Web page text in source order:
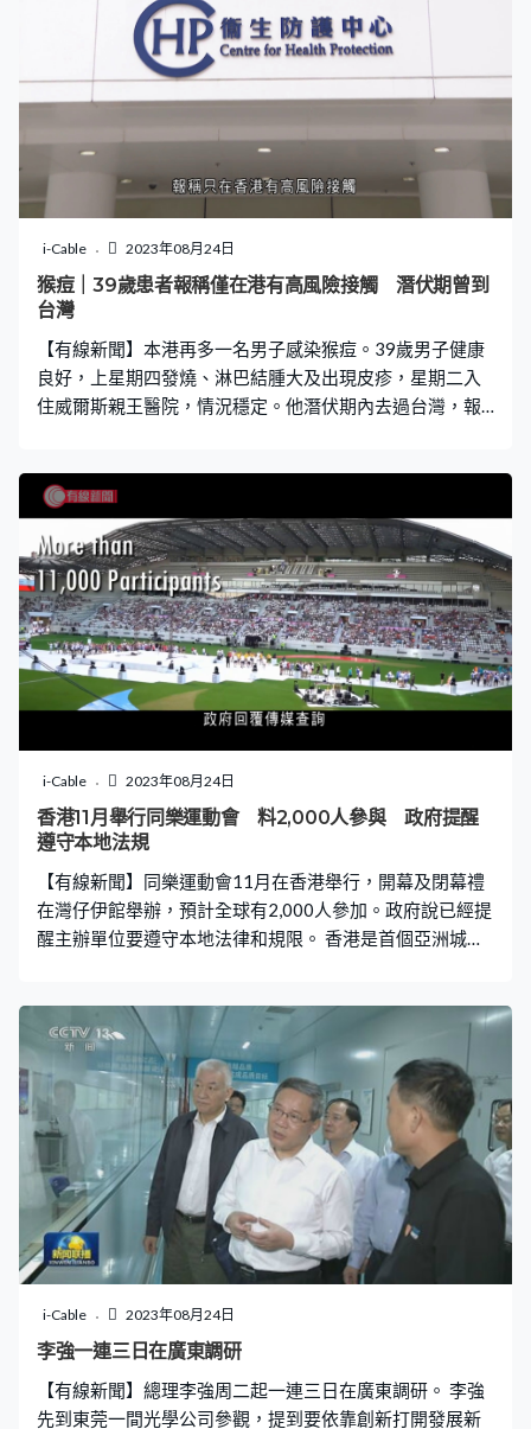
i-Cable 2023年08月24日
猴痘｜39歲患者報稱僅在港有高風險接觸 潛伏期曾到
台灣
【有線新聞】本港再多一名男子感染猴痘。39歲男子健康
良好，上星期四發燒、淋巴結腫大及出現皮疹，星期二入
住威爾斯親王醫院，情況穩定。他潛伏期內去過台灣，報
i-Cable 2023年08月24日
香港11月舉行同樂運動會 料2,000人參與 政府提醒
遵守本地法規
【有線新聞】同樂運動會11月在香港舉行，開幕及閉幕禮
在灣仔伊館舉辦，預計全球有2,000人參加。政府說已經提
醒主辦單位要遵守本地法律和規限。 香港是首個亞洲城市
不論在私人或政府場地都要遵守香港法律和規限，會按法
例及現行程序處理使用場地的申請，按需要施加條款，包
括人群管理、安全措施等，確保活動依法、安全和有秩序
地舉行。
i-Cable 2023年08月24日
李強一連三日在廣東調研
【有線新聞】總理李強周二起一連三日在廣東調研。 李強
先到東莞一間光學公司參觀，提到要依靠創新打開發展新